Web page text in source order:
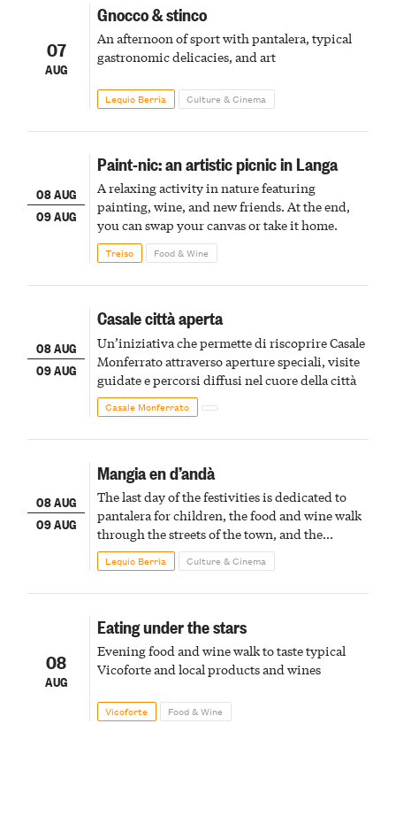
07
AUG
Gnocco & stinco
An afternoon of sport with pantalera, typical
gastronomic delicacies, and art
Lequio Berria Culture & Cinema
08 AUG
09 AUG
Paint-nic: an artistic picnic in Langa
A relaxing activity in nature featuring
painting, wine, and new friends. At the end,
you can swap your canvas or take it home.
Treiso Food & Wine
08 AUG
09 AUG
Casale città aperta
Un’iniziativa che permette di riscoprire Casale
Monferrato attraverso aperture speciali, visite
guidate e percorsi diffusi nel cuore della città
Casale Monferrato
08 AUG
09 AUG
Mangia en d’andà
The last day of the festivities is dedicated to
pantalera for children, the food and wine walk
through the streets of the town, and the
fireworks finale
Lequio Berria Culture & Cinema
08
AUG
Eating under the stars
Evening food and wine walk to taste typical
Vicoforte and local products and wines
Vicoforte Food & Wine